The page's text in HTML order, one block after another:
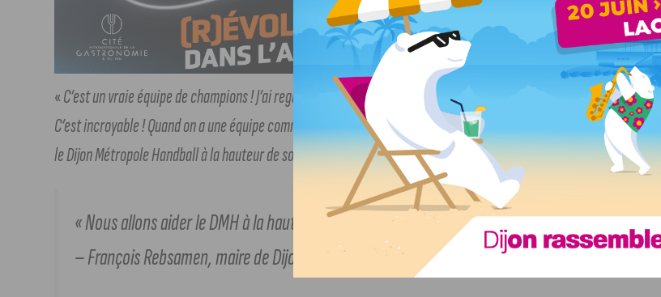
«C’est un vraie équipe de champions ! J’ai regardé les chiffres en détail : 30 matchs joués, 22 victoires et 1001 buts.
C’est incroyable ! Quand on a une équipe comme celle-là, le palais des sports se remplie facilement. Nous allons aider
le Dijon Métropole Handball à la hauteur de son niveau, c’est-à-dire le meilleur club de Dijon »,a précisé le maire.
« Nous allons aider le DMH à la hauteur de son niveau, c’est-à-dire le meilleur club de Dijon ».
– François Rebsamen, maire de Dijon